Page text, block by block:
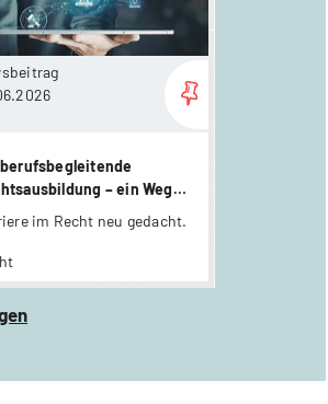
– ein Weg
im Recht neu gedacht.